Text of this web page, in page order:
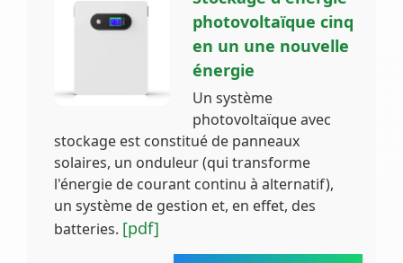
photovoltaïque cinq
en un une nouvelle
énergie
Un système
photovoltaïque avec
stockage est constitué de panneaux
solaires, un onduleur (qui transforme
l'énergie de courant continu à alternatif),
un système de gestion et, en effet, des
batteries. [pdf]